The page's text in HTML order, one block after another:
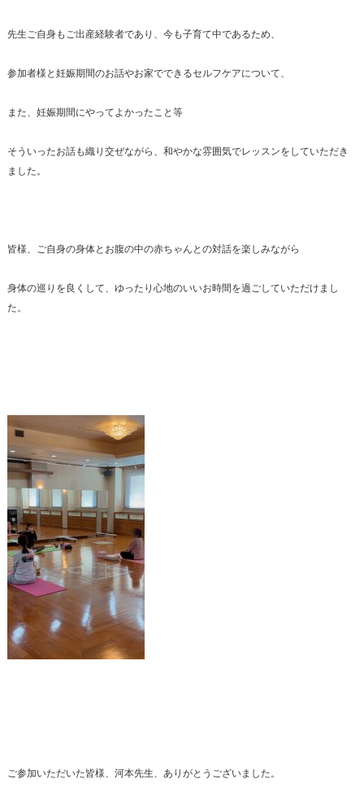
先生ご自身もご出産経験者であり、今も子育て中であるため、
参加者様と妊娠期間のお話やお家でできるセルフケアについて、
また、妊娠期間にやってよかったこと等
そういったお話も織り交ぜながら、和やかな雰囲気でレッスンをしていただき
ました。
皆様、ご自身の身体とお腹の中の赤ちゃんとの対話を楽しみながら
身体の巡りを良くして、ゆったり心地のいいお時間を過ごしていただけまし
た。
ご参加いただいた皆様、河本先生、ありがとうございました。